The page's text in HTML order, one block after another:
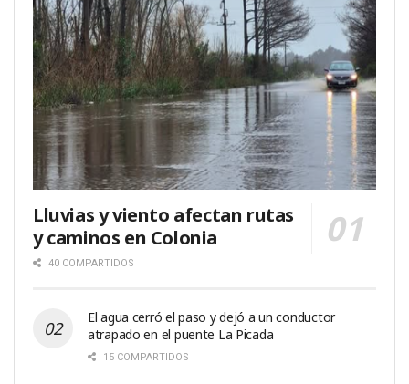
Lluvias y viento afectan rutas
y caminos en Colonia
40 COMPARTIDOS
El agua cerró el paso y dejó a un conductor
atrapado en el puente La Picada
15 COMPARTIDOS